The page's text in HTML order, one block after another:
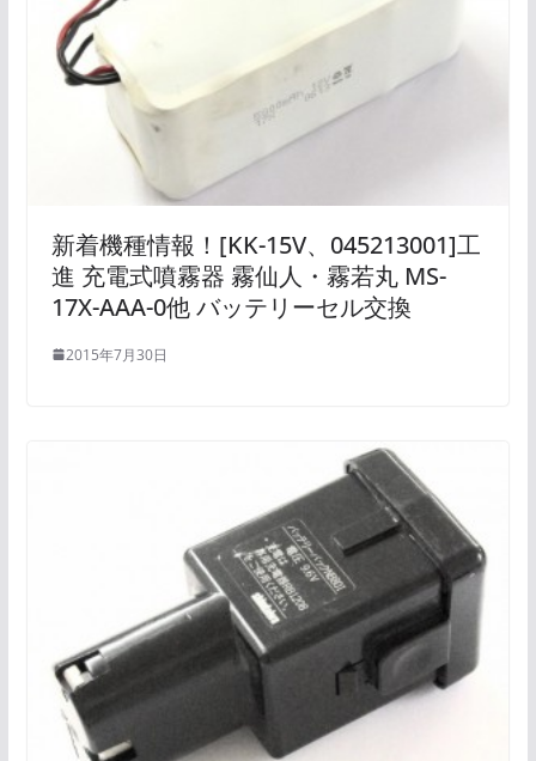
新着機種情報！[KK-15V、045213001]工
進 充電式噴霧器 霧仙人・霧若丸 MS-
17X-AAA-0他 バッテリーセル交換
2015年7月30日